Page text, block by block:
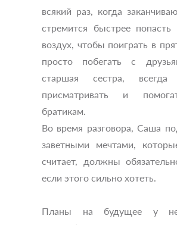
всякий раз, когда
стремится быстрее
воздух, чтобы поиграть в
просто побегать с
старшая сестра, всегда
присматривать и
братикам.
Во время разговора, Саша
заветными мечтами,
считает, должны
если этого сильно хотеть.
Планы на будущее у